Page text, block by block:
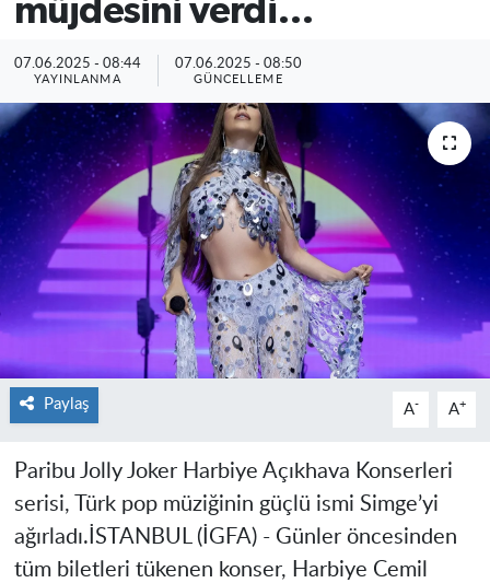
müjdesini verdi…
07.06.2025 - 08:44
YAYINLANMA
07.06.2025 - 08:50
GÜNCELLEME
Paylaş A- A+
Paribu Jolly Joker Harbiye Açıkhava Konserleri
serisi, Türk pop müziğinin güçlü ismi Simge’yi
ağırladı.İSTANBUL (İGFA) - Günler öncesinden
tüm biletleri tükenen konser, Harbiye Cemil
Salihli
Saruhanlı
Soma
Resmi İlanlar
Süper Lig Puan Durumu ve Fikstür
Tüm Manşetler
Son Dakika Haberleri
Haber Arşivi